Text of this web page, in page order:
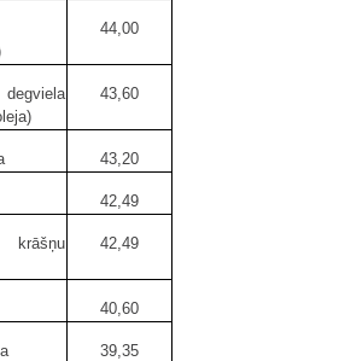
44,00
43,60
43,20
42,49
42,49
40,60
39,35